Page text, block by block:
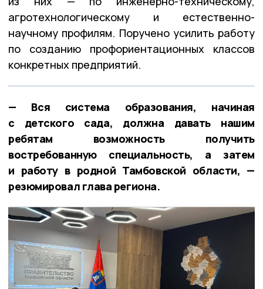
агротехнологическому и естественно-
научному профилям. Поручено усилить работу
по созданию профориентационных классов
конкретных предприятий.
— Вся система образования, начиная
с детского сада, должна давать нашим
ребятам возможность получить
востребованную специальность, а затем
и работу в родной Тамбовской области, —
резюмировал глава региона.